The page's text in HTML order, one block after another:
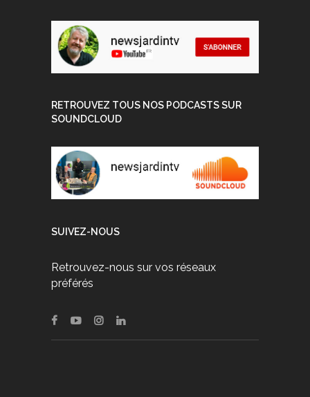
RETROUVEZ TOUS NOS PODCASTS SUR
SOUNDCLOUD
SUIVEZ-NOUS
Retrouvez-nous sur vos réseaux
préférés